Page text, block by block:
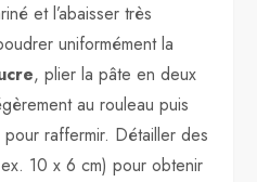
et l’abaisser très
uniformément la
, plier la pâte en deux
au rouleau puis
raffermir. Détailler des
10 x 6 cm) pour obtenir